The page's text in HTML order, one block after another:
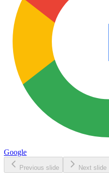
Google
Previous slide Next slide